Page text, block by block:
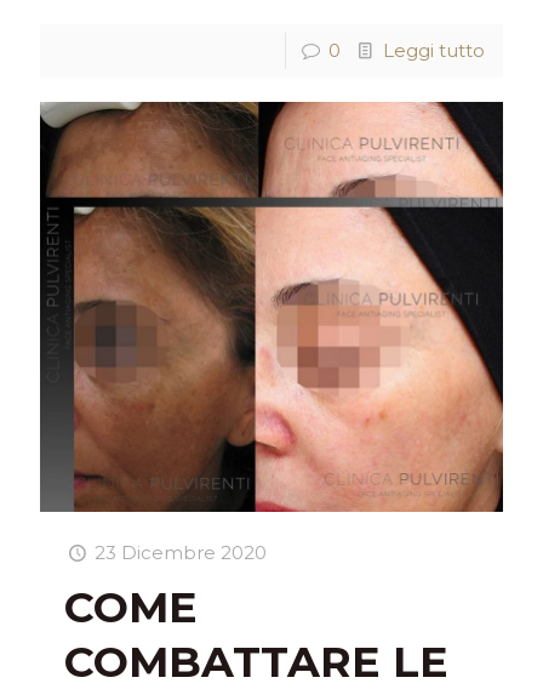
0 Leggi tutto
23 Dicembre 2020
COME
COMBATTARE LE